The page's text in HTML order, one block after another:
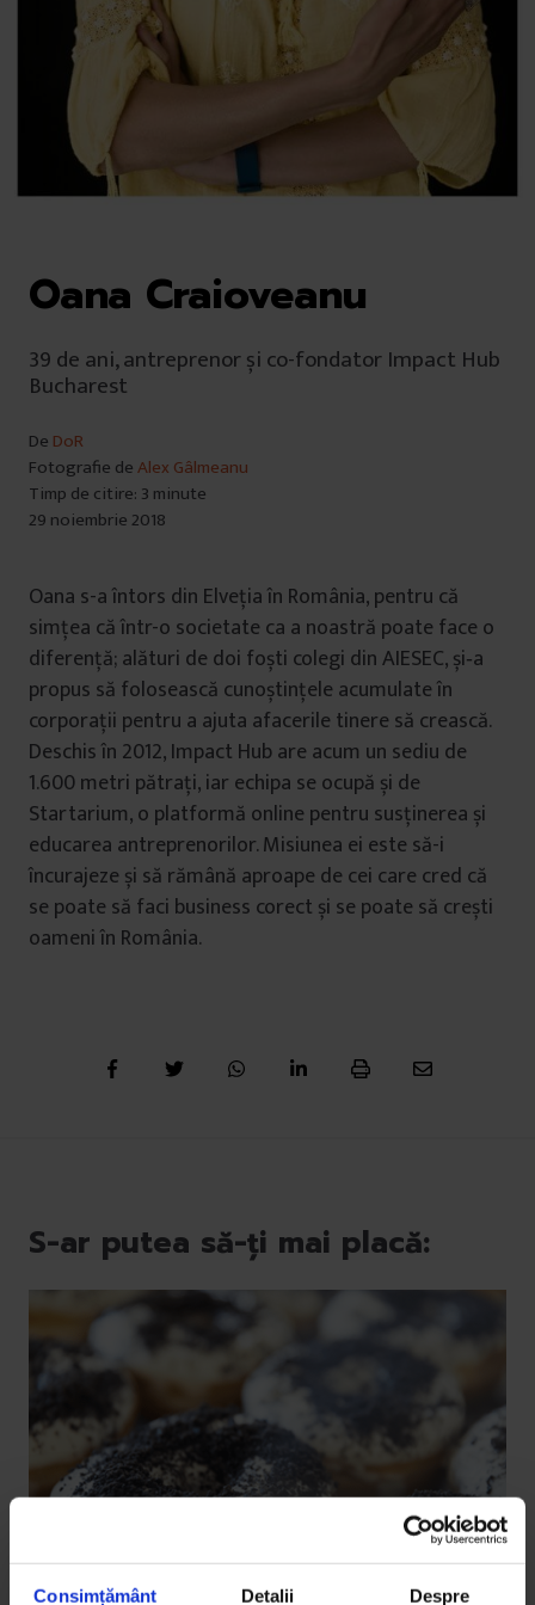
Consimțământ Detalii Despre
Oana Craioveanu
39 de ani, antreprenor și co-fondator Impact Hub
Bucharest
De DoR
Fotografie deAlex Gâlmeanu
Timp de citire: 3 minute
29 noiembrie 2018
Oana s-a întors din Elveția în România, pentru că
simțea că într-o societate ca a noastră poate face o
diferență; alături de doi foști colegi din AIESEC, și‑a
propus să folosească cunoștințele acumulate în
corporații pentru a ajuta afacerile tinere să crească.
Deschis în 2012, Impact Hub are acum un sediu de
1.600 metri pătrați, iar echipa se ocupă și de
Startarium, o platformă online pentru susținerea și
educarea antreprenorilor. Misiunea ei este să-i
încurajeze și să rămână aproape de cei care cred că
se poate să faci business corect și se poate să crești
oameni în România.
S-ar putea să-ți mai placă: